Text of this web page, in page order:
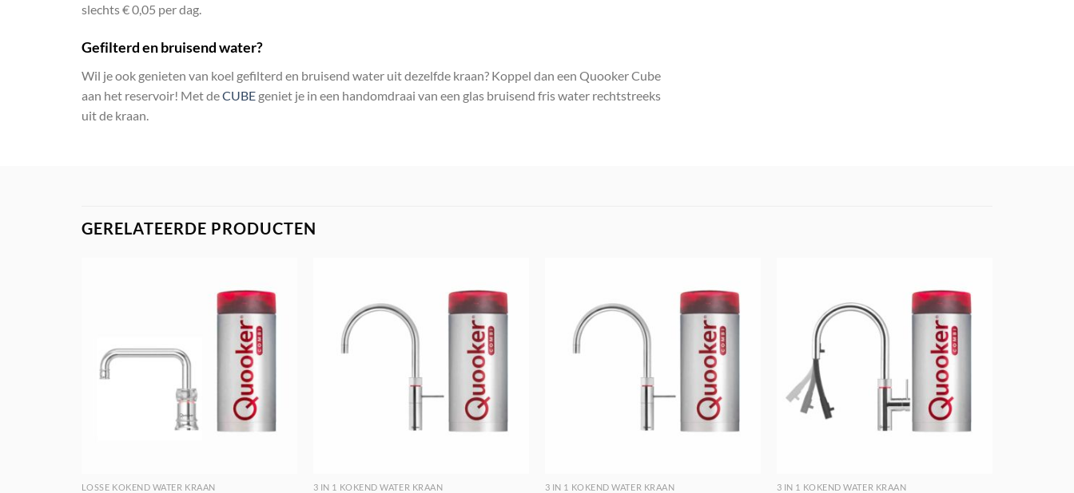
slechts € 0,05 per dag.
Gefilterd en bruisend water?
Wil je ook genieten van koel gefilterd en bruisend water uit dezelfde kraan? Koppel dan een Quooker Cube
aan het reservoir! Met deCUBE geniet je in een handomdraai van een glas bruisend fris water rechtstreeks
uit de kraan.
GERELATEERDE PRODUCTEN
LOSSE KOKEND WATER KRAAN 3 IN 1 KOKEND WATER KRAAN 3 IN 1 KOKEND WATER KRAAN 3 IN 1 KOKEND WATER KRAAN